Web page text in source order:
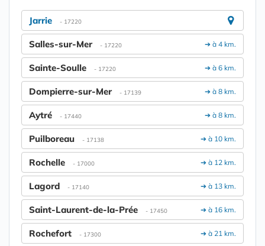
Jarrie - 17220
➔ à 4 km.
Salles-sur-Mer - 17220
➔ à 6 km.
Sainte-Soulle - 17220
➔ à 8 km.
Dompierre-sur-Mer - 17139
➔ à 8 km.
Aytré - 17440
➔ à 10 km.
Puilboreau - 17138
➔ à 12 km.
Rochelle - 17000
➔ à 13 km.
Lagord - 17140
➔ à 16 km.
Saint-Laurent-de-la-Prée - 17450
➔ à 21 km.
Rochefort - 17300